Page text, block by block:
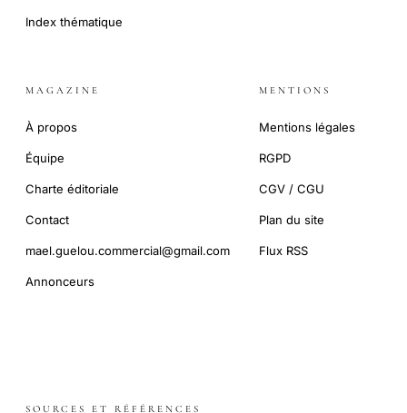
Index thématique
MAGAZINE
À propos
Équipe
Charte éditoriale
Contact
mael.guelou.commercial@gmail.com
Annonceurs
MENTIONS
Mentions légales
RGPD
CGV / CGU
Plan du site
Flux RSS
SOURCES ET RÉFÉRENCES